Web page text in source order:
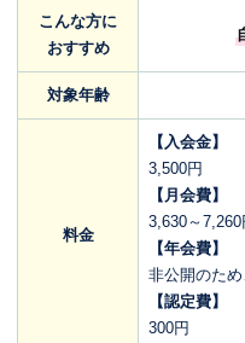
こんな方に
おすすめ
対象年齢
料金
【入会金】
3,500円
【月会費】
3,630～7,260
【年会費】
非公開のた
【認定費】
300円